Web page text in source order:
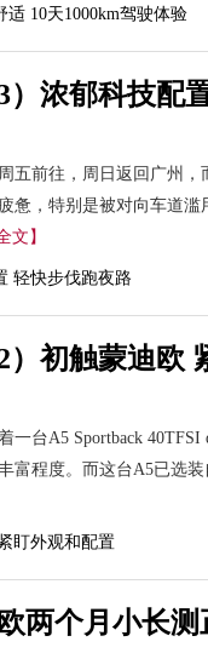
）浓郁科技配
五前往，周日返回广州
惫，特别是被对向车道
文】
）初触蒙迪欧
一台A5 Sportback
富程度。而这台A5已选
两个月小长